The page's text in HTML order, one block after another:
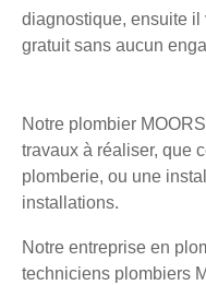
diagnostique, ensuite
gratuit sans aucun
Notre plombier
travaux à réaliser, que
plomberie, ou une
installations.
Notre entreprise en
techniciens plombiers